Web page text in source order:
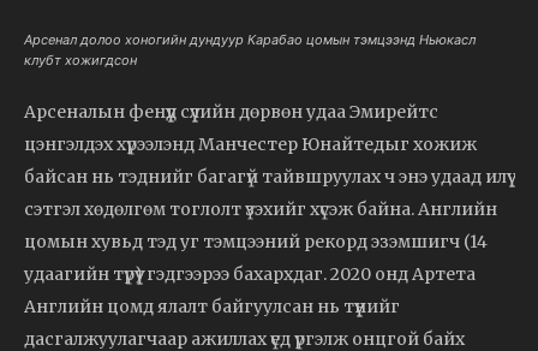
Арсенал долоо хоногийн дундуур Карабао цомын тэмцээнд Ньюкасл
клубт хожигдсон
Арсеналын фенүүд сүүлийн дөрвөн удаа Эмирейтс
цэнгэлдэх хүрээлэнд Манчестер Юнайтедыг хожиж
байсан нь тэднийг багагүй тайвшруулах ч энэ удаад илүү
сэтгэл хөдөлгөм тоглолт үзэхийг хүсэж байна. Английн
цомын хувьд тэд уг тэмцээний рекорд эзэмшигч (14
удаагийн түрүү) гэдгээрээ бахархдаг. 2020 онд Артета
Английн цомд ялалт байгуулсан нь түүнийг
дасгалжуулагчаар ажиллах үед үргэлж онцгой байх